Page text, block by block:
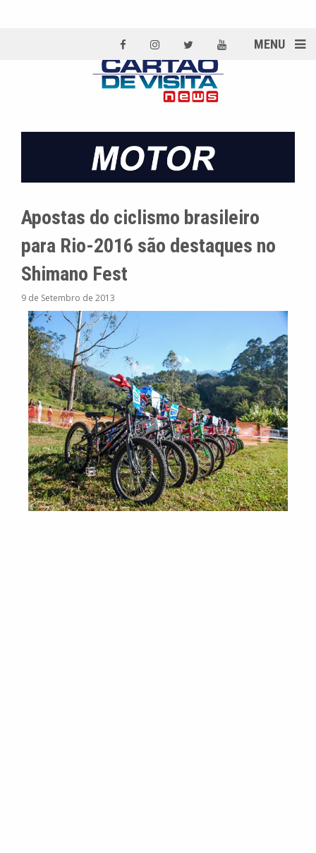
MENU
Apostas do ciclismo brasileiro
para Rio-2016 são destaques no
Shimano Fest
9 de Setembro de 2013